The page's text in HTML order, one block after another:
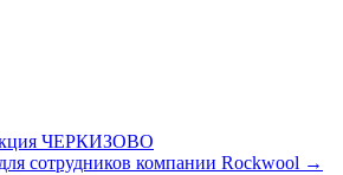
ЧЕРКИЗОВО
сотрудников компании Rockwool →